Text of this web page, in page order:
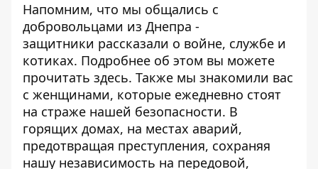
Напомним, что мы общались с
добровольцами из Днепра -
защитники рассказали о войне, службе и
котиках. Подробнее об этом вы можете
прочитать здесь. Также мы знакомили вас
с женщинами, которые ежедневно стоят
на страже нашей безопасности. В
горящих домах, на местах аварий,
предотвращая преступления, сохраняя
нашу независимость на передовой,